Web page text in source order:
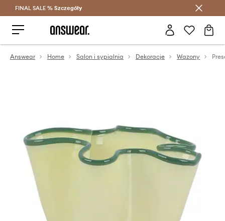
Oszczędzaj z Answear Club >
FINAL SALE % Szczegóły
Answear Home Salon i sypialnia Dekoracje Wazony